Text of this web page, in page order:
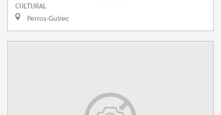
CULTURAL
Perros-Guirec